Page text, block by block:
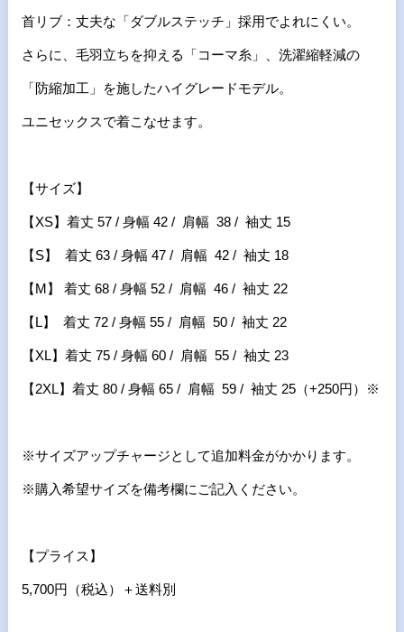
首リブ：丈夫な「ダブルステッチ」採用でよれにくい。
さらに、毛羽立ちを抑える「コーマ糸」、洗濯縮軽減の
「防縮加工」を施したハイグレードモデル。
ユニセックスで着こなせます。
【サイズ】
【XS】着丈 57 / 身幅 42 / 肩幅 38 / 袖丈 15
【S】 着丈 63 / 身幅 47 / 肩幅 42 / 袖丈 18
【M】 着丈 68 / 身幅 52 / 肩幅 46 / 袖丈 22
【L】 着丈 72 / 身幅 55 / 肩幅 50 / 袖丈 22
【XL】着丈 75 / 身幅 60 / 肩幅 55 / 袖丈 23
【2XL】着丈 80 / 身幅 65 / 肩幅 59 / 袖丈 25（+250円）※
※サイズアップチャージとして追加料金がかかります。
※購入希望サイズを備考欄にご記入ください。
【プライス】
5,700円（税込）＋送料別